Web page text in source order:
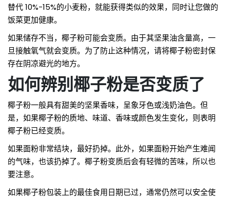
替代 10%-15%的小麦粉，就能获得类似的效果，同时让您做的
饭菜更加健康。
如果储存不当，椰子粉可能会变质。由于其坚果油含量高，一
旦接触氧气就会变质。为了防止这种情况，请将椰子粉密封保
存在阴凉避光的地方。
如何辨别椰子粉是否变质了
椰子粉一般具有甜美的坚果香味，呈象牙色或浅奶油色。但
是，如果椰子粉的质地、味道、香味或颜色发生变化，则表明
椰子粉已经变质。
如果面粉非常结块，最好扔掉。此外，如果面粉开始产生难闻
的气味，也该扔掉了。椰子粉变质后会有轻微的苦味，所以也
要注意。
如果椰子粉包装上的最佳食用日期已过，通常仍然可以安全使